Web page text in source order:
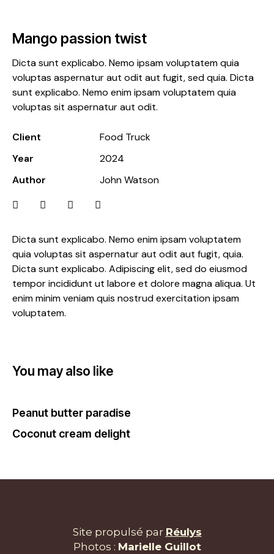
Mango passion twist
Dicta sunt explicabo. Nemo enim ipsam voluptatem
quia voluptas sit aspernatur aut odit aut fugit, quia.
Dicta sunt explicabo. Adipiscing elit, sed do eiusmod
tempor incididunt ut labore et dolore magna aliqua. Ut
enim minim veniam quis nostrud exercitation ipsam
voluptatem.
Dicta sunt explicabo. Nemo ipsam voluptatem quia
voluptas aspernatur aut odit aut fugit, sed quia. Dicta
sunt explicabo. Nemo enim ipsam voluptatem quia
voluptas sit aspernatur aut odit.
Client
Food Truck
Year
2024
Author
John Watson
You may also like
Peanut butter paradise
Coconut cream delight
Site propulsé par Réulys
Photos : Marielle Guillot